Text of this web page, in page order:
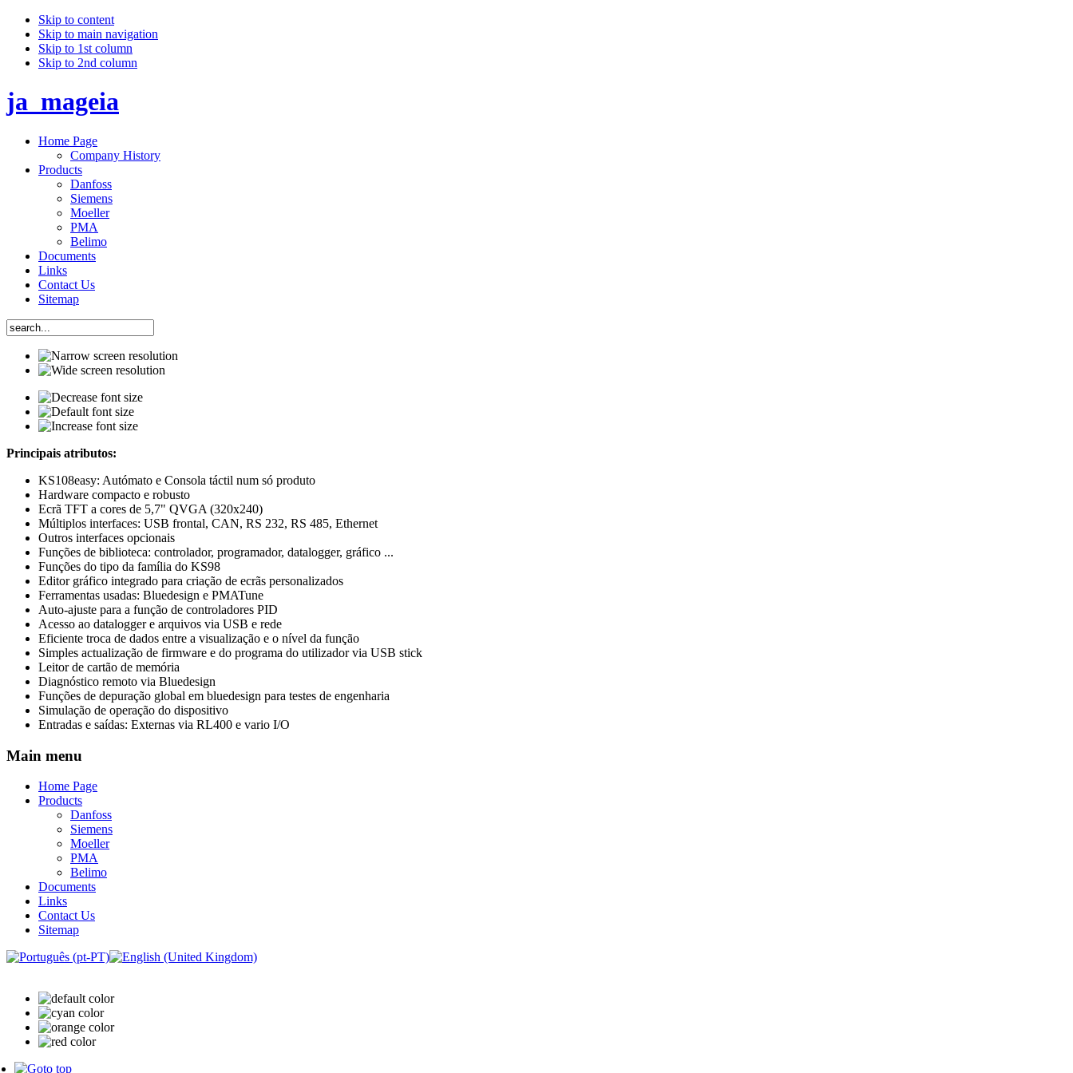
Skip to content
Skip to main navigation
Skip to 1st column
Skip to 2nd column
ja_mageia
Home Page
Company History
Products
Danfoss
Siemens
Moeller
PMA
Belimo
Documents
Links
Contact Us
Sitemap
Principais atributos:
KS108easy: Autómato e Consola táctil num só produto
Hardware compacto e robusto
Ecrã TFT a cores de 5,7" QVGA (320x240)
Múltiplos interfaces: USB frontal, CAN, RS 232, RS 485, Ethernet
Outros interfaces opcionais
Funções de biblioteca: controlador, programador, datalogger, gráfico ...
Funções do tipo da família do KS98
Editor gráfico integrado para criação de ecrãs personalizados
Ferramentas usadas: Bluedesign e PMATune
Auto-ajuste para a função de controladores PID
Acesso ao datalogger e arquivos via USB e rede
Eficiente troca de dados entre a visualização e o nível da função
Simples actualização de firmware e do programa do utilizador via USB stick
Leitor de cartão de memória
Diagnóstico remoto via Bluedesign
Funções de depuração global em bluedesign para testes de engenharia
Simulação de operação do dispositivo
Entradas e saídas: Externas via RL400 e vario I/O
Main menu
Home Page
Products
Danfoss
Siemens
Moeller
PMA
Belimo
Documents
Links
Contact Us
Sitemap